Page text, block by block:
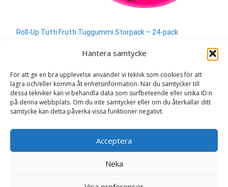
Hantera samtycke
För att ge en bra upplevelse använder vi teknik som cookies för att
lagra och/eller komma åt enhetsinformation. När du samtycker till
dessa tekniker kan vi behandla data som surfbeteende eller unika ID:n
på denna webbplats. Om du inte samtycker eller om du återkallar ditt
samtycke kan detta påverka vissa funktioner negativt.
Acceptera
Neka
Roll-Up Tutti Frutti Tuggummi Storpack – 24-pack
Search